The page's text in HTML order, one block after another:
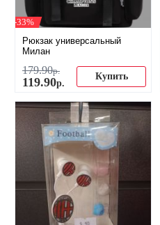
-33%
Рюкзак универсальный
Милан
179.90р.
119.90р.
Купить